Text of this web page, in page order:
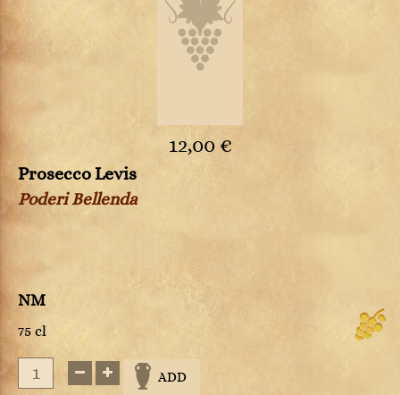
12,00 €
Prosecco Levis
Poderi Bellenda
NM
75 cl
ADD